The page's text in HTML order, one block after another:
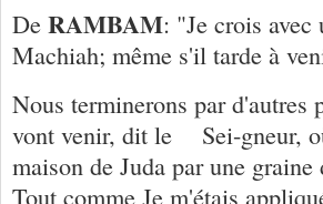
De RAMBAM: "Je crois avec
Machiah; même s'il tarde à
Nous terminerons par d'autres
vont venir, dit le Sei-gneur,
maison de Juda par une
Tout comme Je m'étais